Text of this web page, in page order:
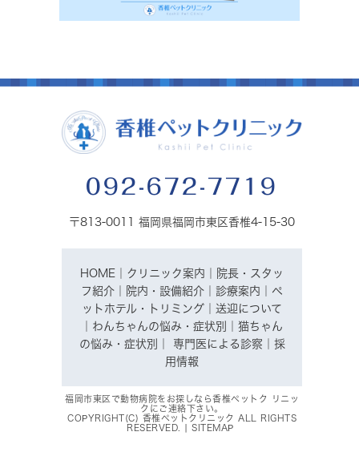
092-672-7719
〒813-0011 福岡県福岡市東区香椎4-15-30
HOME クリニック案内
院長・スタッ
フ紹介
院内・設備紹介 診療案内
ペ
ットホテル・トリミング
送迎について
わんちゃんの悩み・症状別
猫ちゃん
の悩み・症状別
専門医による診察
採
用情報
福岡市東区で動物病院をお探しなら香椎ペットク リニッ
クにご連絡下さい。
COPYRIGHT(C) 香椎ペットクリニック ALL RIGHTS
RESERVED. | SITEMAP